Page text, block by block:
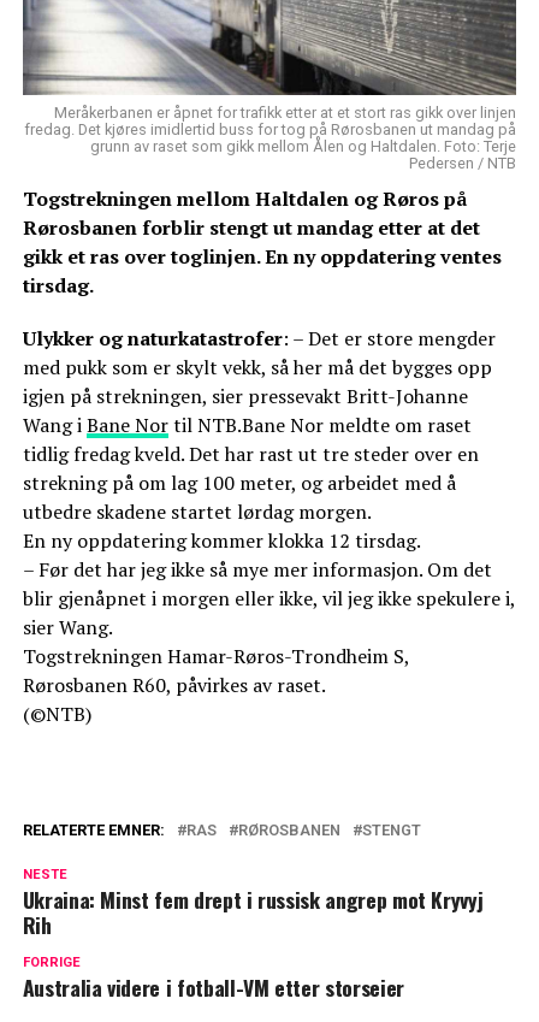
Meråkerbanen er åpnet for trafikk etter at et stort ras gikk over linjen
fredag. Det kjøres imidlertid buss for tog på Rørosbanen ut mandag på
grunn av raset som gikk mellom Ålen og Haltdalen. Foto: Terje
Pedersen / NTB
Togstrekningen mellom Haltdalen og Røros på
Rørosbanen forblir stengt ut mandag etter at det
gikk et ras over toglinjen. En ny oppdatering ventes
tirsdag.
Ulykker og naturkatastrofer: – Det er store mengder
med pukk som er skylt vekk, så her må det bygges opp
igjen på strekningen, sier pressevakt Britt-Johanne
Wang iBane Nortil NTB.Bane Nor meldte om raset
tidlig fredag kveld. Det har rast ut tre steder over en
strekning på om lag 100 meter, og arbeidet med å
utbedre skadene startet lørdag morgen.
En ny oppdatering kommer klokka 12 tirsdag.
– Før det har jeg ikke så mye mer informasjon. Om det
blir gjenåpnet i morgen eller ikke, vil jeg ikke spekulere i,
sier Wang.
Togstrekningen Hamar-Røros-Trondheim S,
Rørosbanen R60, påvirkes av raset.
(©NTB)
RELATERTE EMNER: RAS RØROSBANEN STENGT
NESTE
Ukraina: Minst fem drept i russisk angrep mot Kryvyj
Rih
FORRIGE
Australia videre i fotball-VM etter storseier